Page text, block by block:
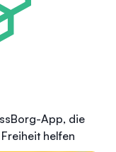
App, die
helfen